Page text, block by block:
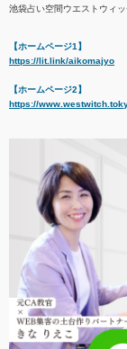
池袋占い空間ウエストウィ
【ホームページ1】
https://lit.link/aikomajyo
【ホームページ2】
https://